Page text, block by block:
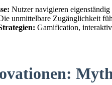
Nutzer navigieren
unmittelbare Zugänglichkeit
Gamification,